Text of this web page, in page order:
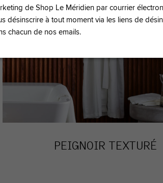
PEIGNOIR TEXTURÉ
de Shop Le Méridien par courrier
désinscrire à tout moment via les liens de
chacun de nos emails.